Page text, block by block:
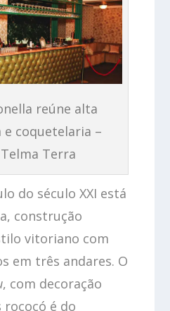
reúne alta
coquetelaria –
Terra
do século XXI está
construção
vitoriano com
em três andares. O
, com decoração
é do